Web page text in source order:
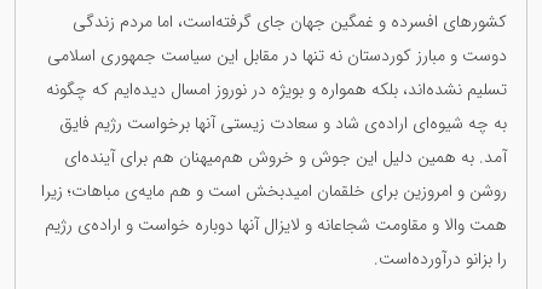
کشورهای افسردە و غمگین جهان جای گرفتەاست، اما مردم زندگی
دوست و مبارز کوردستان نە تنها در مقابل این سیاست جمهوری اسلامی
تسلیم نشدەاند، بلکە هموارە و بویژە در نوروز امسال دیدەایم کە چگونە
بە چە شیوەای ارادەی شاد و سعادت زیستی آنها برخواست رژیم فایق
آمد. بە همین دلیل این جوش و خروش هم‌میهنان هم برای آیندەای
روشن و امروزین برای خلقمان امیدبخش است و هم مایەی مباهات؛ زیرا
همت والا و مقاومت شجاعانە و لایزال آنها دوبارە خواست و ارادەی رژیم
را بزانو درآوردەاست.